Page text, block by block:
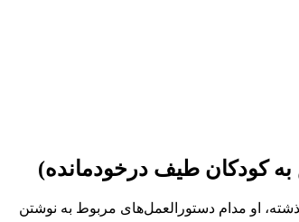
بیست سال گذشته، او مدام دستورالعمل‌های مربوط به نوشتن